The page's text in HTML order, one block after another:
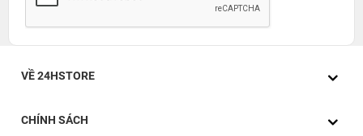
Cũ trang bị khe cắm thẻ SDXC. Đây cũng chính một tiện
ích dành cho các nhiếp ảnh gia hoặc những ai sử dụng
Hiệu năng mạnh mẽ nhờ chip xử lý M1 Pro
Apple đã trang bị cho dòng máy này con chip Apple M1
VỀ 24HSTORE
CHÍNH SÁCH